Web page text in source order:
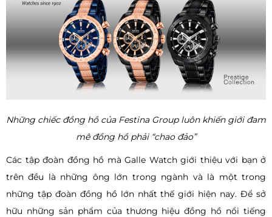
Những chiếc đồng hồ của Festina Group luôn khiến giới đam
mê đồng hồ phải “chao đảo”
Các tập đoàn đồng hồ mà Galle Watch giới thiệu với bạn ở
trên đều là những ông lớn trong ngành và là một trong
những tập đoàn đồng hồ lớn nhất thế giới hiện nay. Để sở
hữu những sản phẩm của thương hiệu đồng hồ nổi tiếng